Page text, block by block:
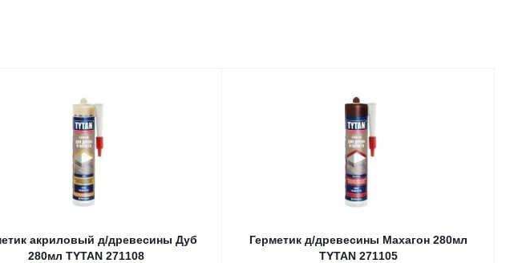
акриловый д/древесины Дуб
280мл TYTAN 271108
Герметик д/древесины Махагон 280мл
TYTAN 271105